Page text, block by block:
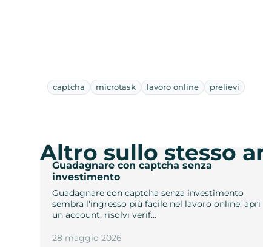
captcha microtask lavoro online prelievi
Guadagnare con captcha senza
investimento
Guadagnare con captcha senza investimento
sembra l'ingresso più facile nel lavoro online: apri
un account, risolvi verif…
28 maggio 2026
Altro sullo stesso